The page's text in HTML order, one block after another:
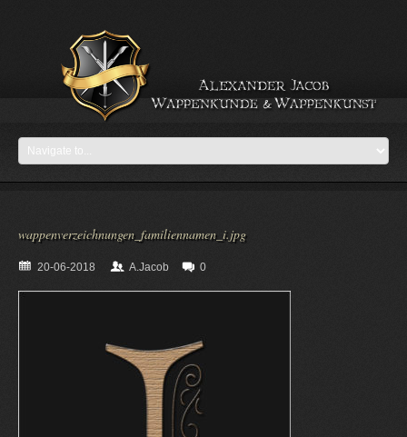
wappenverzeichnungen_familiennamen_i.jpg
20-06-2018 A.Jacob 0